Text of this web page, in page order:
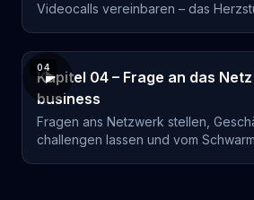
Videocalls vereinbaren – das
04
Kapitel 04 – Frage an das
business
Fragen ans Netzwerk stellen,
challengen lassen und vom